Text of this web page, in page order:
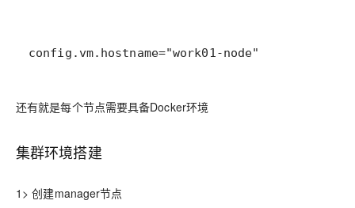
config.vm.hostname="work01-node"
还有就是每个节点需要具备Docker环境
集群环境搭建
1> 创建manager节点